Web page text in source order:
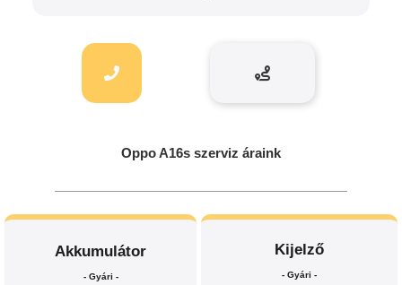
Oppo A16s szerviz áraink
Akkumulátor
- Gyári -
Kijelző
- Gyári -